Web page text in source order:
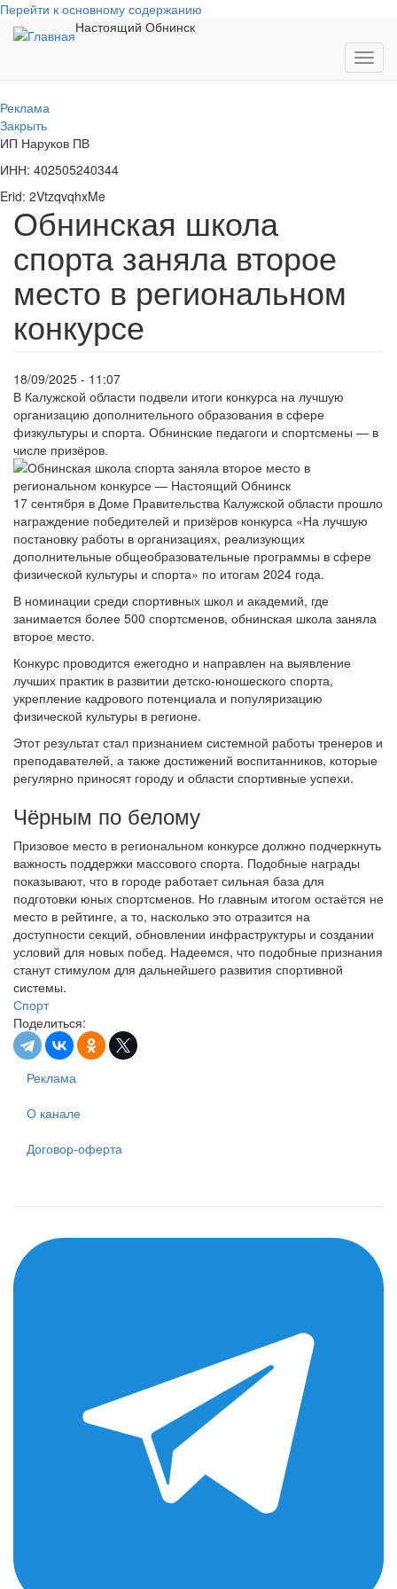
Перейти к основному содержанию
Настоящий Обнинск
Реклама
Закрыть
ИП Наруков ПВ
ИНН: 402505240344
Erid: 2VtzqvqhxMe
Обнинская школа
спорта заняла второе
место в региональном
конкурсе
18/09/2025 - 11:07
В Калужской области подвели итоги конкурса на лучшую
организацию дополнительного образования в сфере
физкультуры и спорта. Обнинские педагоги и спортсмены — в
числе призёров.
17 сентября в Доме Правительства Калужской области прошло
награждение победителей и призёров конкурса «На лучшую
постановку работы в организациях, реализующих
дополнительные общеобразовательные программы в сфере
физической культуры и спорта» по итогам 2024 года.
В номинации среди спортивных школ и академий, где
занимается более 500 спортсменов, обнинская школа заняла
второе место.
Конкурс проводится ежегодно и направлен на выявление
лучших практик в развитии детско-юношеского спорта,
укрепление кадрового потенциала и популяризацию
физической культуры в регионе.
Этот результат стал признанием системной работы тренеров и
преподавателей, а также достижений воспитанников, которые
регулярно приносят городу и области спортивные успехи.
Чёрным по белому
Призовое место в региональном конкурсе должно подчеркнуть
важность поддержки массового спорта. Подобные награды
показывают, что в городе работает сильная база для
подготовки юных спортсменов. Но главным итогом остаётся не
место в рейтинге, а то, насколько это отразится на
доступности секций, обновлении инфраструктуры и создании
условий для новых побед. Надеемся, что подобные признания
станут стимулом для дальнейшего развития спортивной
системы.
Спорт
Поделиться:
Реклама
О канале
Договор-оферта